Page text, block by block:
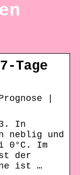
Tage
|
In
neblig und
0°C. Im
der
ist …